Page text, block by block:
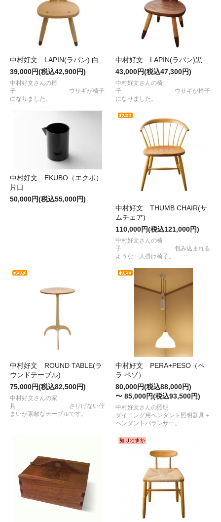
中村好文 LAPIN(ラパン) 白
39,000円(税込42,900円)
中村好文さんの椅
子 ウサギが椅子
になりました。
中村好文 LAPIN(ラパン)黒
43,000円(税込47,300円)
中村好文さんの椅
子 ウサギが椅子
になりました。
中村好文 EKUBO（エクボ）
片口
50,000円(税込55,000円)
中村好文 THUMB CHAIR(サ
ムチェア)
110,000円(税込121,000円)
中村好文さんの椅
子 包み込まれる
ような一人掛け椅子。
中村好文 ROUND TABLE(ラ
ウンドテーブル)
75,000円(税込82,500円)
中村好文さんの家
具 さりげない佇
まいが素敵なテーブルです。
中村好文 PERA+PESO（ペ
ラ ペゾ）
80,000円(税込88,000円)
〜 85,000円(税込93,500円)
中村好文さんの照明
ダイニング用ペンダント照明器具＋
ペンダントバランサー。